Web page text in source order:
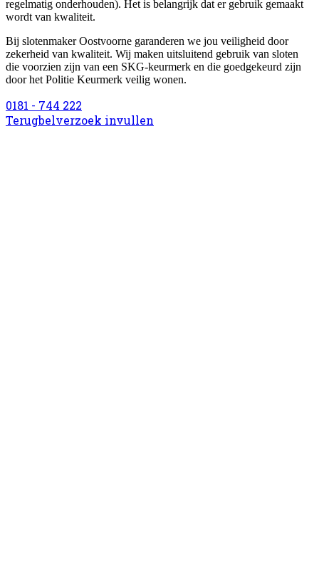
regelmatig onderhouden). Het is belangrijk dat er gebruik gemaakt
wordt van kwaliteit.
Bij slotenmaker Oostvoorne garanderen we jou veiligheid door
zekerheid van kwaliteit. Wij maken uitsluitend gebruik van sloten
die voorzien zijn van een SKG-keurmerk en die goedgekeurd zijn
door het Politie Keurmerk veilig wonen.
0181 - 744 222
Terugbelverzoek invullen